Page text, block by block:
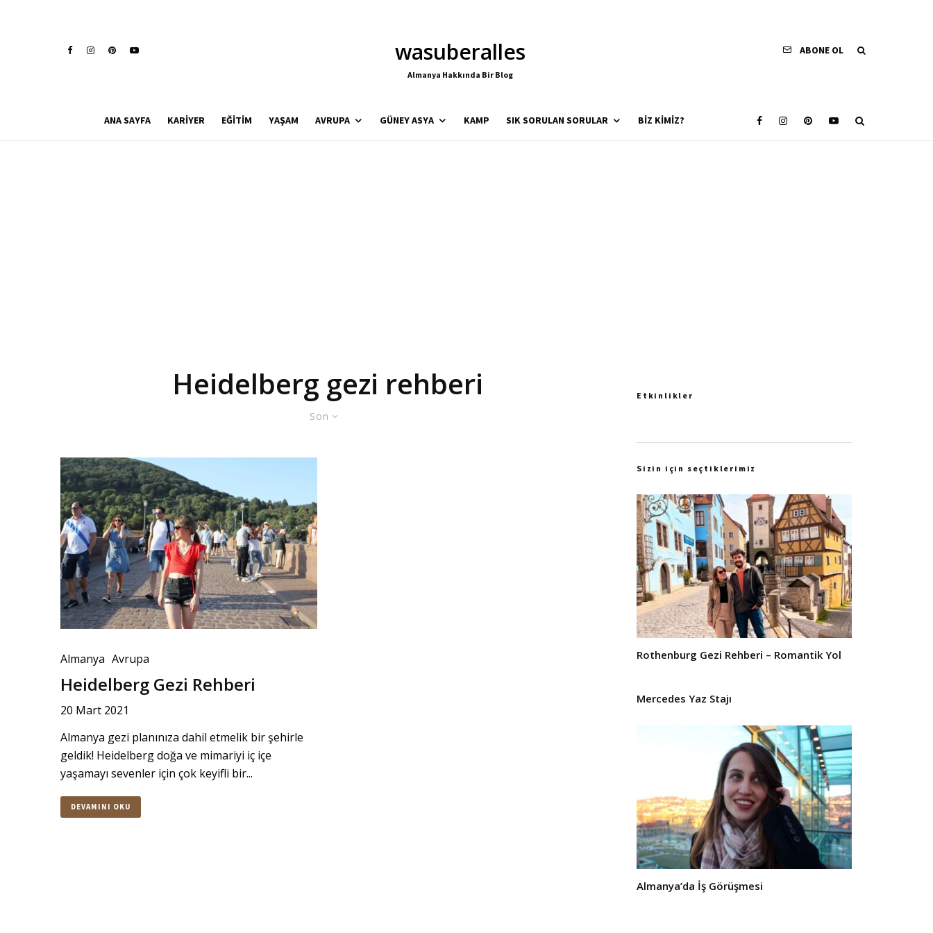
wasuberalles
Almanya Hakkında Bir Blog
ABONE OL
ANA SAYFA KARIYER EĞITIM YAŞAM AVRUPA GÜNEY ASYA KAMP SIK SORULAN SORULAR BIZ KIMIZ?
Heidelberg gezi rehberi
Son
Almanya Avrupa
Heidelberg Gezi Rehberi
20 Mart 2021
Almanya gezi planınıza dahil etmelik bir şehirle
geldik! Heidelberg doğa ve mimariyi iç içe
yaşamayı sevenler için çok keyifli bir...
DEVAMINI OKU
Etkinlikler
Sizin için seçtiklerimiz
Rothenburg Gezi Rehberi – Romantik Yol
Mercedes Yaz Stajı
Almanya’da İş Görüşmesi